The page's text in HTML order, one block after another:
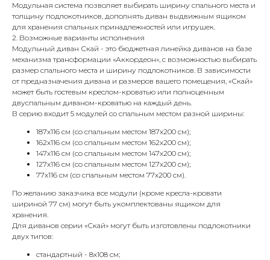
Модульная система позволяет выбирать ширину спального места и
толщину подлокотников, дополнять диван выдвижным ящиком
для хранения спальных принадлежностей или игрушек.
2. Возможные варианты исполнения
Модульный диван Скай - это бюджетная линейка диванов на базе
механизма трансформации «Аккордеон», с возможностью выбирать
размер спального места и ширину подлокотников. В зависимости
от предназначения дивана и размеров вашего помещения, «Скай»
может быть гостевым креслом-кроватью или полноценным
двуспальным диваном-кроватью на каждый день.
В серию входит 5 модулей со спальным местом разной ширины:
187х116 см (со спальным местом 187х200 см);
162х116 см (со спальным местом 162х200 см);
147х116 см (со спальным местом 147х200 см);
127х116 см (со спальным местом 127х200 см);
77х116 см (со спальным местом 77х200 см).
По желанию заказчика все модули (кроме кресла-кровати
шириной 77 см) могут быть укомплектованы ящиком для
хранения.
Для диванов серии «Скай» могут быть изготовлены подлокотники
двух типов:
стандартный - 8х108 см;